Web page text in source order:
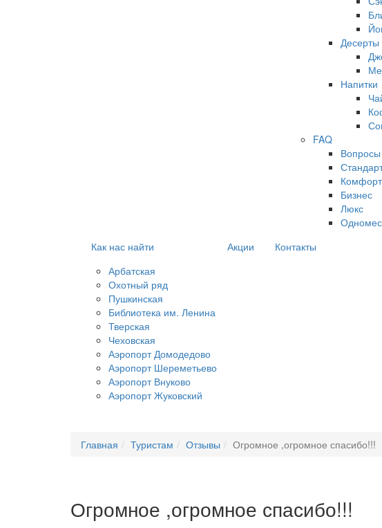
Десерты
Напитки
FAQ
Комфорт
Бизнес
Люкс
Как нас найти
Арбатская
Охотный ряд
Пушкинская
Библиотека им. Ленина
Тверская
Чеховская
Аэропорт Домодедово
Аэропорт Шереметьево
Аэропорт Внуково
Аэропорт Жуковский
Акции Контакты
Главная
Туристам Отзывы Огромное ,огромное спасибо!!!
Огромное ,огромное спасибо!!!